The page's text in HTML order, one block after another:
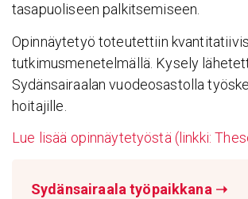
tasapuoliseen palkitsemiseen.
Opinnäytetyö toteutettiin
tutkimusmenetelmällä. Kysely
Sydänsairaalan vuodeosastolla
hoitajille.
Lue lisää opinnäytetyöstä (linkki:
Sydänsairaala työpaikkana ➝